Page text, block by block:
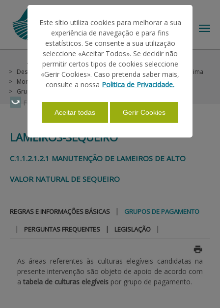
Faça Swipe para ver o menu
O IFAP
AJUDAS/APOIOS
INFORMAÇÕES
PAGAMENTOS
Entrar / Registar
Ajudas/Apoios
Ajudas no Pedido Único
Desenvolvimento Rural
Continente
Agroambientais e Clima
Montados e Lameiros
Lameiros-sequeiro
Grupos de Pagamento
LAMEIROS-SEQUEIRO
C.1.1.2.1.2.1 MANUTENÇÃO DE LAMEIROS DE ALTO
VALOR NATURAL DE SEQUEIRO
REGRAS E INFORMAÇÕES BÁSICAS | GRUPOS DE PAGAMENTO
| PERGUNTAS FREQUENTES | LEGISLAÇÃO |
As áreas referentes às culturas elegíveis candidatas na
presente intervenção são objeto de apoio de acordo com
a tabela de culturas elegíveis por grupo de pagamento.
Este sítio utiliza cookies para melhorar a sua
experiência de navegação e para fins
estatísticos. Se consente a sua utilização
seleccione «Aceitar Todos». Se decidir não
permitir certos tipos de cookies seleccione
«Gerir Cookies». Caso pretenda saber mais,
consulte a nossa Politica de Privacidade.
Aceitar todas Gerir Cookies